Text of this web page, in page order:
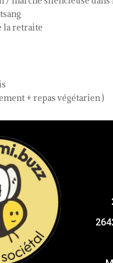
la retraite
+ repas végétarien )